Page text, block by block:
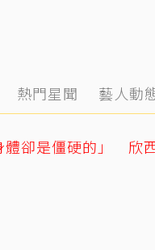
熱門星聞 藝人動